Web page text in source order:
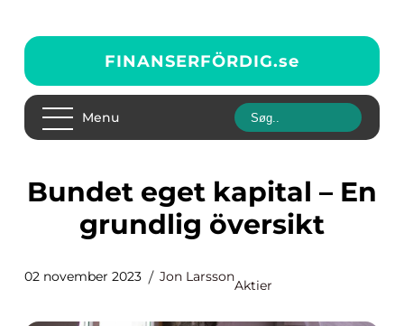
FINANSERFÖRDIG.se
Menu
Bundet eget kapital – En
grundlig översikt
02 november 2023 Jon Larsson
Aktier